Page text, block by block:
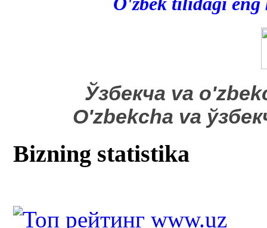
​Ўзбекча va
O'zbekcha va
Bizning statistika